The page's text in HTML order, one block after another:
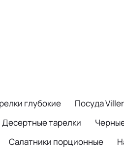
глубокие Посуда
Десертные тарелки
Салатники порционные